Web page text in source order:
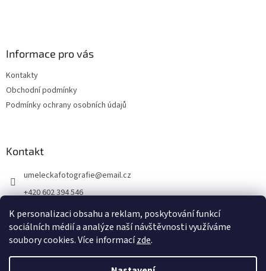
K personalizaci obsahu a reklam, poskytování funkcí
sociálních médií a analýze naší návštěvnosti využíváme
soubory cookies. Více informacízde.
Informace pro vás
Kontakty
Obchodní podmínky
Podmínky ochrany osobních údajů
Kontakt
umeleckafotografie@email.cz
+420 602 394 546
Facebook